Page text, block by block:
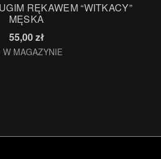
RĘKAWEM “WITKACY”
MĘSKA
55,00zł
W MAGAZYNIE